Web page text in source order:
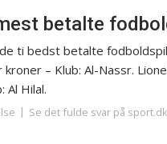
betalte
ti bedst betalte
kroner – Klub: Al-Nassr.
Al Hilal.
Se det fulde svar på sport.dk